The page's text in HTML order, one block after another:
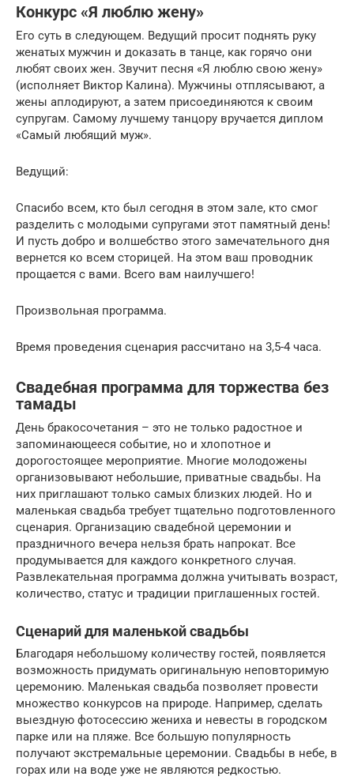
Конкурс «Я люблю жену»
Его суть в следующем. Ведущий просит поднять руку
женатых мужчин и доказать в танце, как горячо они
любят своих жен. Звучит песня «Я люблю свою жену»
(исполняет Виктор Калина). Мужчины отплясывают, а
жены аплодируют, а затем присоединяются к своим
супругам. Самому лучшему танцору вручается диплом
«Самый любящий муж».
Ведущий:
Спасибо всем, кто был сегодня в этом зале, кто смог
разделить с молодыми супругами этот памятный день!
И пусть добро и волшебство этого замечательного дня
вернется ко всем сторицей. На этом ваш проводник
прощается с вами. Всего вам наилучшего!
Произвольная программа.
Время проведения сценария рассчитано на 3,5-4 часа.
Свадебная программа для торжества без
тамады
День бракосочетания – это не только радостное и
запоминающееся событие, но и хлопотное и
дорогостоящее мероприятие. Многие молодожены
организовывают небольшие, приватные свадьбы. На
них приглашают только самых близких людей. Но и
маленькая свадьба требует тщательно подготовленного
сценария. Организацию свадебной церемонии и
праздничного вечера нельзя брать напрокат. Все
продумывается для каждого конкретного случая.
Развлекательная программа должна учитывать возраст,
количество, статус и традиции приглашенных гостей.
Сценарий для маленькой свадьбы
Благодаря небольшому количеству гостей, появляется
возможность придумать оригинальную неповторимую
церемонию. Маленькая свадьба позволяет провести
множество конкурсов на природе. Например, сделать
выездную фотосессию жениха и невесты в городском
парке или на пляже. Все большую популярность
получают экстремальные церемонии. Свадьбы в небе, в
горах или на воде уже не являются редкостью.